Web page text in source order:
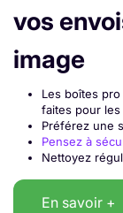
vos
image
Les boîtes
faites pour les
Préférez une
Pensez à
Nettoyez
En savoir +